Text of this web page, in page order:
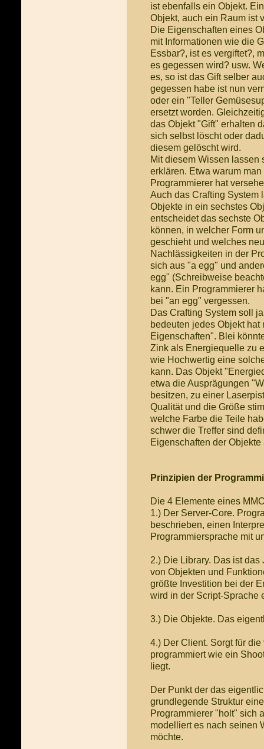
ist ebenfalls ein Objekt.
Objekt, auch ein Raum ist
Die Eigenschaften eines
mit Informationen wie die
Essbar?, ist es vergiftet?,
es gegessen wird? usw.
es, so ist das Gift selber
gegessen habe ist nun
oder ein "Teller
ersetzt worden.
das Objekt "Gift" erhalten
sich selbst löscht oder
diesem gelöscht wird.
Mit diesem Wissen lassen
erklären. Etwa warum
Programmierer hat
Auch das Crafting System
Objekte in ein sechstes
entscheidet das sechste
können, in welcher Form
geschieht und welches
Nachlässigkeiten in der
sich aus "a egg" und
egg" (Schreibweise
kann. Ein Programmierer
bei "an egg" vergessen.
Das Crafting System soll
bedeuten jedes Objekt
Eigenschaften". Blei
Zink als Energiequelle zu
wie Hochwertig eine
kann. Das Objekt
etwa die Ausprägungen
besitzen, zu einer
Qualität und die Größe
welche Farbe die Teile
schwer die Treffer sind
Eigenschaften der
Prinzipien der
Die 4 Elemente eines
1.) Der Server-Core.
beschrieben, einen
Programmiersprache mit
2.) Die Library. Das ist
von Objekten und
größte Investition bei der
wird in der Script-Sprache
3.) Die Objekte. Das
4.) Der Client. Sorgt für
programmiert wie ein
liegt.
Der Punkt der das
grundlegende Struktur
Programmierer "holt" sich
modelliert es nach seinen
möchte.